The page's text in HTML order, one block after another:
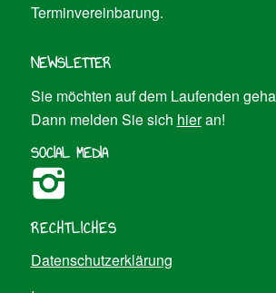
Terminvereinbarung.
NEWSLETTER
Sie möchten auf dem Laufenden
Dann melden Sie sich hieran!
SOCIAL MEDIA
RECHTLICHES
Datenschutzerklärung